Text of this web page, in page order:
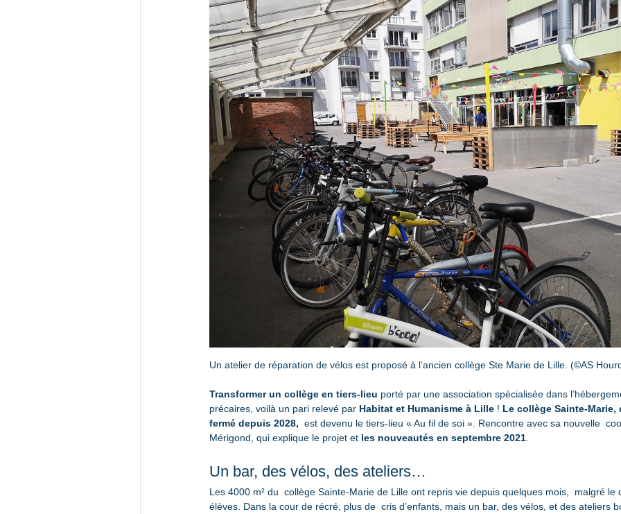
Un atelier de réparation de vélos est proposé à l’ancien collège Ste Marie de Lille. (©AS
Transformer un collège en tiers-lieu porté par une association spécialisée dans
précaires, voilà un pari relevé par Habitat et Humanisme à Lille ! Le collège Sainte-
fermé depuis 2028,
est devenu le tiers-lieu « Au fil de soi ». Rencontre avec sa nouvelle
Mérigond, qui explique le projet et les nouveautés en septembre 2021
Un bar, des vélos, des ateliers…
Les 4000 m² du  collège Sainte-Marie de Lille ont repris vie depuis quelques mois,  malgré le
élèves. Dans la cour de récré, plus de  cris d’enfants, mais un bar, des vélos, et des ateliers